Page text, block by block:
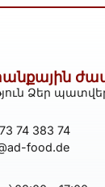
Ձեր
74 383 74
food.de